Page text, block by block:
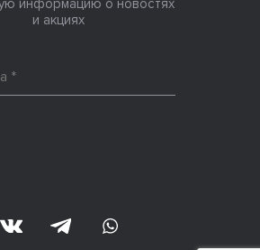
информацию о новостях
и акциях